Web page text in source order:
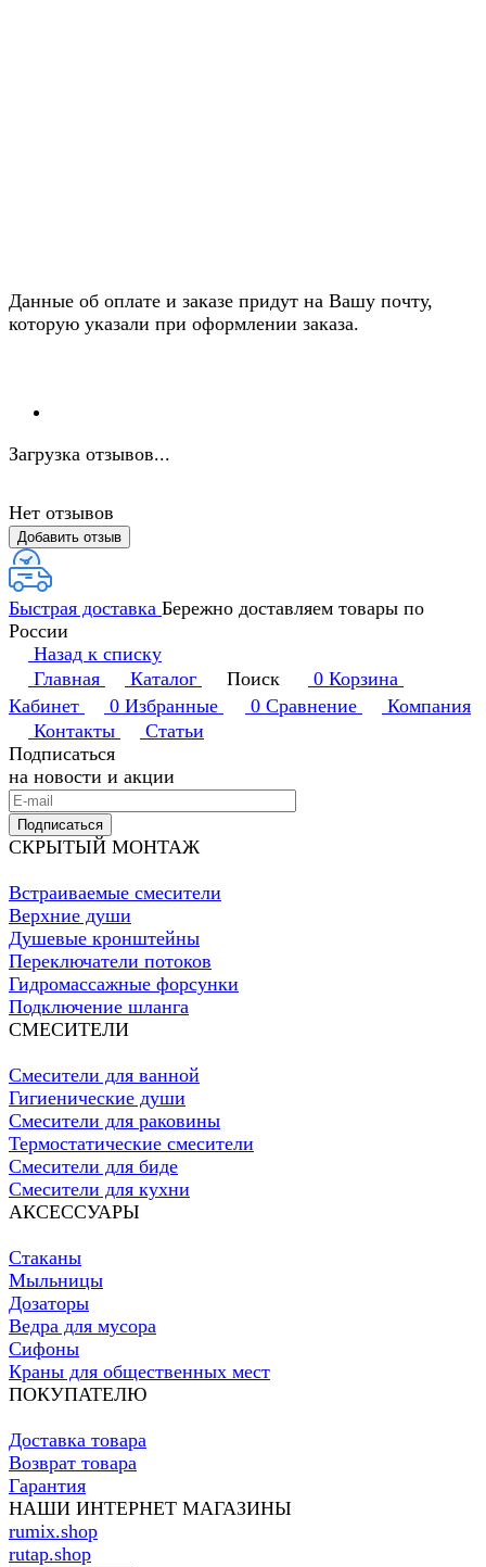
Данные об оплате и заказе придут на Вашу почту,
которую указали при оформлении заказа.
Загрузка отзывов...
Нет отзывов
Добавить отзыв
Быстрая доставка Бережно доставляем товары по
России
Назад к списку
Главная
Каталог Поиск 0 Корзина
Кабинет
0 Избранные 0 Сравнение
Компания
Контакты
Статьи
Подписаться
на новости и акции
Подписаться
СКРЫТЫЙ МОНТАЖ
Встраиваемые смесители
Верхние души
Душевые кронштейны
Переключатели потоков
Гидромассажные форсунки
Подключение шланга
СМЕСИТЕЛИ
Смесители для ванной
Гигиенические души
Смесители для раковины
Термостатические смесители
Смесители для биде
Смесители для кухни
АКСЕССУАРЫ
Стаканы
Мыльницы
Дозаторы
Ведра для мусора
Сифоны
Краны для общественных мест
ПОКУПАТЕЛЮ
Доставка товара
Возврат товара
Гарантия
НАШИ ИНТЕРНЕТ МАГАЗИНЫ
rumix.shop
rutap.shop